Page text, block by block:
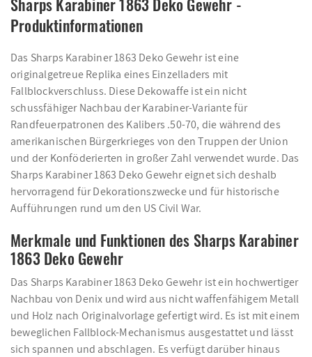
Produktinformationen
Das Sharps Karabiner 1863 Deko Gewehr ist eine
originalgetreue Replika eines Einzelladers mit
Fallblockverschluss. Diese Dekowaffe ist ein nicht
schussfähiger Nachbau der Karabiner-Variante für
Randfeuerpatronen des Kalibers .50-70, die während des
amerikanischen Bürgerkrieges von den Truppen der Union
und der Konföderierten in großer Zahl verwendet wurde. Das
Sharps Karabiner 1863 Deko Gewehr eignet sich deshalb
hervorragend für Dekorationszwecke und für historische
Aufführungen rund um den US Civil War.
Merkmale und Funktionen des Sharps Karabiner
1863 Deko Gewehr
Das Sharps Karabiner 1863 Deko Gewehr ist ein hochwertiger
Nachbau von Denix und wird aus nicht waffenfähigem Metall
und Holz nach Originalvorlage gefertigt wird. Es ist mit einem
beweglichen Fallblock-Mechanismus ausgestattet und lässt
sich spannen und abschlagen. Es verfügt darüber hinaus